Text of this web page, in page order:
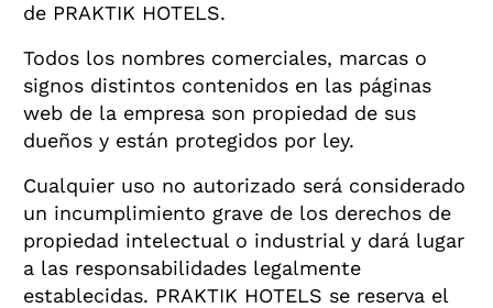
de PRAKTIK HOTELS.
Todos los nombres comerciales, marcas o
signos distintos contenidos en las páginas
web de la empresa son propiedad de sus
dueños y están protegidos por ley.
Cualquier uso no autorizado será considerado
un incumplimiento grave de los derechos de
propiedad intelectual o industrial y dará lugar
a las responsabilidades legalmente
establecidas. PRAKTIK HOTELS se reserva el